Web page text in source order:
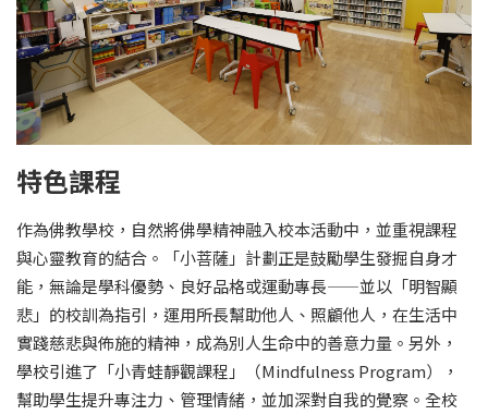
特色課程
作為佛教學校，自然將佛學精神融入校本活動中，並重視課程
與心靈教育的結合。「小菩薩」計劃正是鼓勵學生發掘自身才
能，無論是學科優勢、良好品格或運動專長——並以「明智顯
悲」的校訓為指引，運用所長幫助他人、照顧他人，在生活中
實踐慈悲與佈施的精神，成為別人生命中的善意力量。另外，
學校引進了「小青蛙靜觀課程」（Mindfulness Program），
幫助學生提升專注力、管理情緒，並加深對自我的覺察。全校